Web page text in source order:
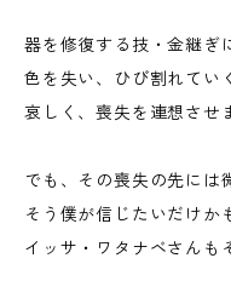
器を修復する技・金継ぎ
色を失い、ひび割れてい
哀しく、喪失を連想させ
でも、その喪失の先には
そう僕が信じたいだけか
イッサ・ワタナベさんも